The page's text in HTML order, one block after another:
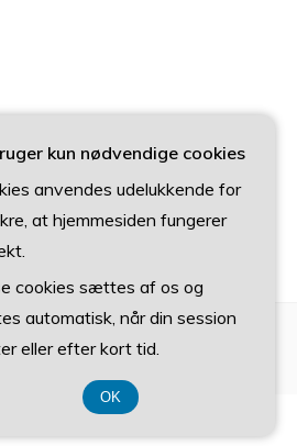
374 077 39
kun nødvendige cookies
anvendes udelukkende for
at hjemmesiden fungerer
cookies sættes af os og
automatisk, når din session
eller efter kort tid.
OK